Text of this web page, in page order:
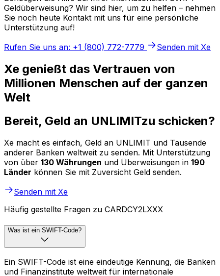
Geldüberweisung? Wir sind hier, um zu helfen – nehmen
Sie noch heute Kontakt mit uns für eine persönliche
Unterstützung auf!
Rufen Sie uns an: +1 (800) 772-7779
Senden mit Xe
Xe genießt das Vertrauen von
Millionen Menschen auf der ganzen
Welt
Bereit, Geld an UNLIMITzu schicken?
Xe macht es einfach, Geld an UNLIMIT und Tausende
anderer Banken weltweit zu senden. Mit Unterstützung
von über 130 Währungen und Überweisungen in 190
Länder können Sie mit Zuversicht Geld senden.
Senden mit Xe
Häufig gestellte Fragen zu CARDCY2LXXX
Was ist ein SWIFT-Code?
Ein SWIFT-Code ist eine eindeutige Kennung, die Banken
und Finanzinstitute weltweit für internationale